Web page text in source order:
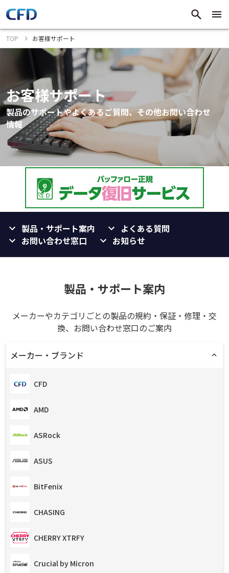
TOP お客様サポート
お客様サポート
製品のサポートやよくあるご質問、その他お問い合わせ
情報
製品・サポート案内
よくある質問
お問い合わせ窓口
お知らせ
製品・サポート案内
メーカーやカテゴリごとの製品の規約・保証・修理・交
換、お問い合わせ窓口のご案内
メーカー・ブランド
CFD
AMD
ASRock
ASUS
BitFenix
CHASING
CHERRY XTRFY
Crucial by Micron